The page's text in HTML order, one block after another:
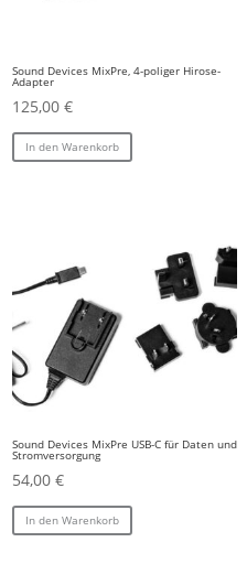
Sound Devices MixPre, 4-poliger Hirose-
Adapter
125,00€
In den Warenkorb
Sound Devices MixPre USB-C für Daten und
Stromversorgung
54,00€
In den Warenkorb